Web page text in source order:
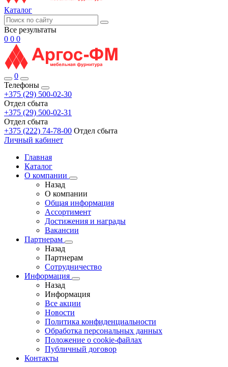
Каталог
Все результаты
0 0 0
0
Телефоны
+375 (29) 500-02-30
Отдел сбыта
+375 (29) 500-02-31
Отдел сбыта
+375 (222) 74-78-00 Отдел сбыта
Личный кабинет
Главная
Каталог
О компании
Назад
О компании
Общая информация
Ассортимент
Достижения и награды
Вакансии
Партнерам
Назад
Партнерам
Сотрудничество
Информация
Назад
Информация
Все акции
Новости
Политика конфиденциальности
Обработка персональных данных
Положение о cookie-файлах
Публичный договор
Контакты